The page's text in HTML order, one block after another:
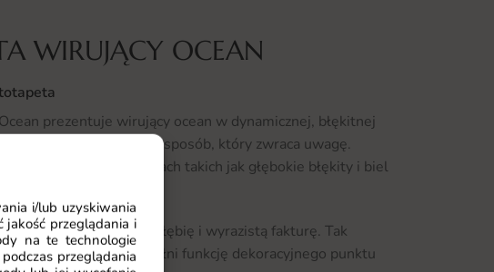
i/lub uzyskiwania
jakość przeglądania i
na te technologie
przeglądania
WIRUJĄCY OCEAN
prezentuje wirujący ocean w dynamicznej, błękitnej
i orzeźwiający sposób, który zwraca uwagę.
opiera się na barwach takich jak głębokie błękity i biel
by zachować głębię i wyrazistą fakturę. Tak
Wirujący Ocean pełni funkcję dekoracyjnego punktu